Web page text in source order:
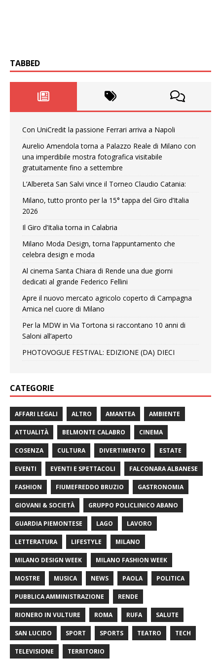
TABBED
Con UniCredit la passione Ferrari arriva a Napoli
Aurelio Amendola torna a Palazzo Reale di Milano con
una imperdibile mostra fotografica visitabile
gratuitamente fino a settembre
L’Albereta San Salvi vince il Torneo Claudio Catania:
Milano, tutto pronto per la 15° tappa del Giro d’Italia
2026
Il Giro d’Italia torna in Calabria
Milano Moda Design, torna l’appuntamento che
celebra design e moda
Al cinema Santa Chiara di Rende una due giorni
dedicati al grande Federico Fellini
Apre il nuovo mercato agricolo coperto di Campagna
Amica nel cuore di Milano
Per la MDW in Via Tortona si raccontano 10 anni di
Saloni all’aperto
PHOTOVOGUE FESTIVAL: EDIZIONE (DA) DIECI
CATEGORIE
AFFARI LEGALI ALTRO AMANTEA AMBIENTE
ATTUALITÀ BELMONTE CALABRO CINEMA
COSENZA CULTURA DIVERTIMENTO ESTATE
EVENTI EVENTI E SPETTACOLI FALCONARA ALBANESE
FASHION FIUMEFREDDO BRUZIO GASTRONOMIA
GIOVANI & SOCIETÀ GRUPPO POLICLINICO ABANO
GUARDIA PIEMONTESE LAGO LAVORO
LETTERATURA LIFESTYLE MILANO
MILANO DESIGN WEEK MILANO FASHION WEEK
MOSTRE MUSICA NEWS PAOLA POLITICA
PUBBLICA AMMINISTRAZIONE RENDE
RIONERO IN VULTURE ROMA RUFA SALUTE
SAN LUCIDO SPORT SPORTS TEATRO TECH
TELEVISIONE TERRITORIO